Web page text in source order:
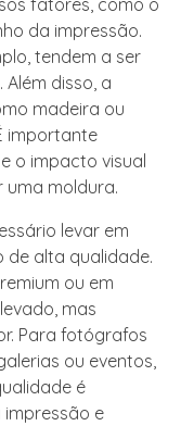
fatores, como o
da impressão.
tendem a ser
disso, a
madeira ou
importante
o impacto visual
uma moldura.
levar em
de alta qualidade.
ou em
mas
Para fotógrafos
ou eventos,
é
e